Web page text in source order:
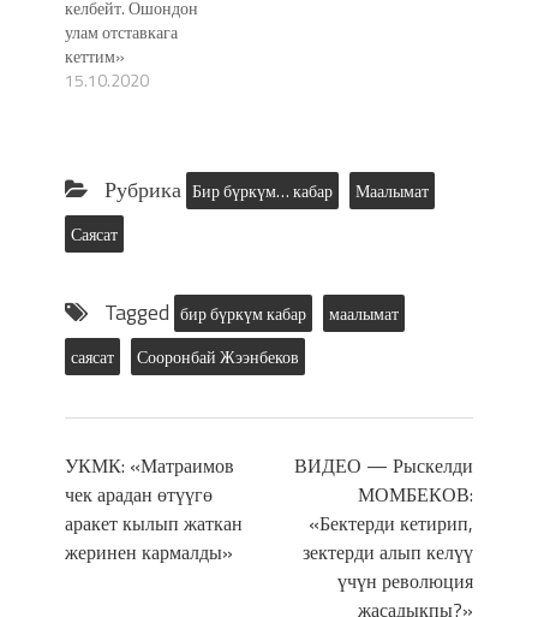
саясий абалга
байланыштуу
кыргызстандыктарга
кезектеги кайрылуусун
мекендештерим!
Өлкөдөгү саясий
кырдаал курч абалга
жетти. Аны жөнгө…
келбейт. Ошондон
улам отставкага
кеттим»
15.10.2020
Рубрика Бир бүркүм… кабар
Маалымат
Саясат
Tagged бир бүркүм кабар
маалымат
саясат
Сооронбай Жээнбеков
УКМК: «Матраимов
чек арадан өтүүгө
аракет кылып жаткан
жеринен кармалды»
ВИДЕО — Рыскелди
МОМБЕКОВ:
«Бектерди кетирип,
зектерди алып келүү
үчүн революция
жасадыкпы?»